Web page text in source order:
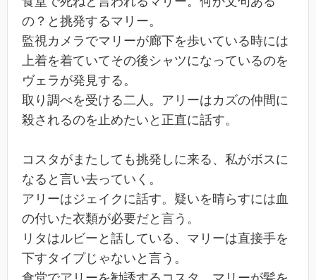
の？と挑発するマリー。
監視カメラでマリーが廊下を歩いている時には
上着を着ていてその後シャツになっているのを
ヴェラが発見する。
取り調べを受ける二人。アリーはカズの仲間に
殺されるのを止めたいと正直に話す。
コスタがまたしても挑発しに来る、私がボスに
なると言い去っていく。
アリーはジェイクに話す。疑いを晴らすには血
の付いた衣類が必要だと言う。
リタはルビーと話している、マリーは直接手を
下すタイプじゃないと言う。